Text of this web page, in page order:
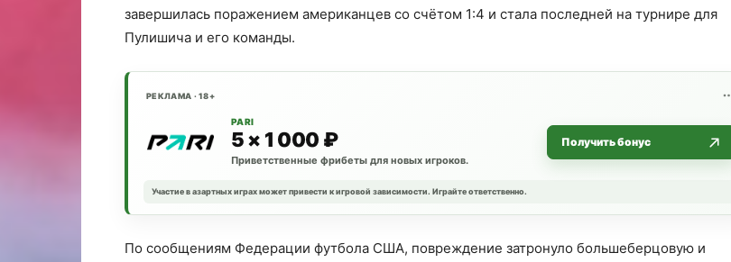
завершилась поражением американцев со счётом 1:4 и стала последней на турнире для
Пулишича и его команды.
РЕКЛАМА · 18+
PARI
5 × 1 000 ₽
Приветственные фрибеты для новых игроков.
Получить бонус
Участие в азартных играх может привести к игровой зависимости. Играйте ответственно.
По сообщениям Федерации футбола США, повреждение затронуло большеберцовую и